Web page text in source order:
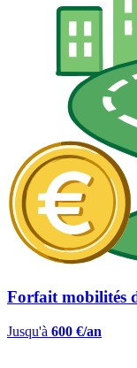
Forfait mobilités
Jusqu'à 600 €/an